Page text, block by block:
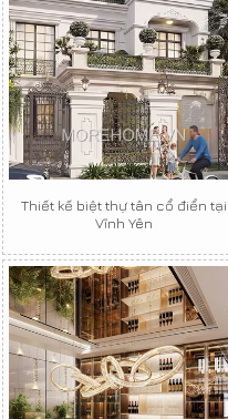
Thiết kế biệt thự tân cổ điển tại
Vĩnh Yên